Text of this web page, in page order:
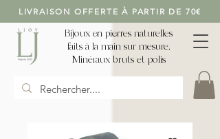
LIVRAISON OFFERTE À PARTIR DE 70€
Bijoux en pierres naturelles
faits à la main sur mesure,
Minéraux bruts et polis